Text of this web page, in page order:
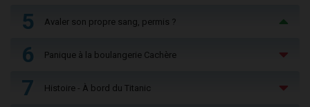
5 Avaler son propre sang, permis ?
6 Panique à la boulangerie Cachère
7 Histoire - À bord du Titanic